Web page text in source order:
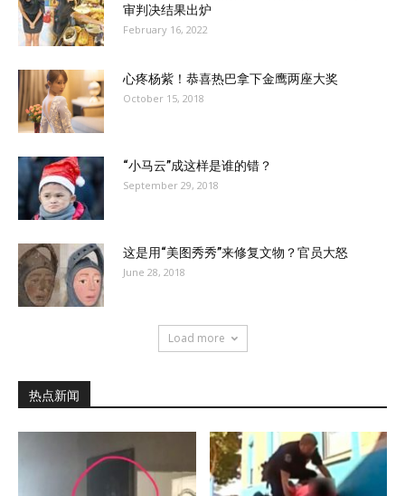
审判决结果出炉
February 16, 2022
心疼杨紫！恭喜热巴拿下金鹰两座大奖
October 15, 2018
“小马云”成这样是谁的错？
September 29, 2018
这是用“美图秀秀”来修复文物？官员大怒
June 28, 2018
Load more
热点新闻